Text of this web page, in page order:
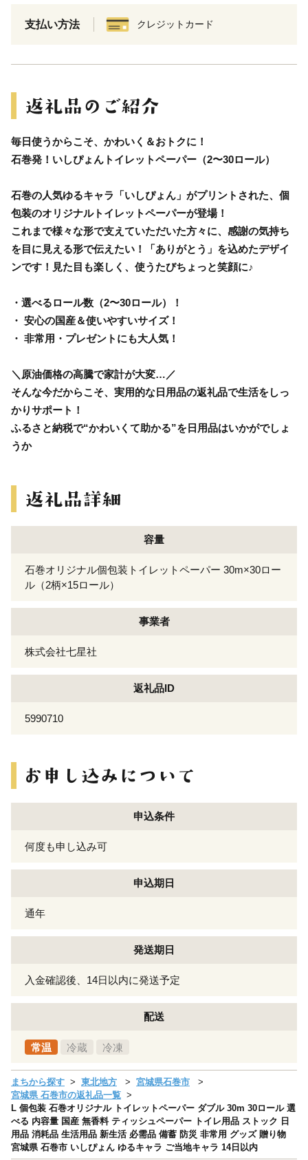
支払い方法 クレジットカード
毎日使うからこそ、かわいく＆おトクに！
石巻発！いしぴょんトイレットペーパー（2〜30ロール）
石巻の人気ゆるキャラ「いしぴょん」がプリントされた、個
包装のオリジナルトイレットペーパーが登場！
これまで様々な形で支えていただいた方々に、感謝の気持ち
を目に見える形で伝えたい！「ありがとう」を込めたデザイ
ンです！見た目も楽しく、使うたびちょっと笑顔に♪
・選べるロール数（2〜30ロール）！
・ 安心の国産＆使いやすいサイズ！
・ 非常用・プレゼントにも大人気！
＼原油価格の高騰で家計が大変…／
そんな今だからこそ、実用的な日用品の返礼品で生活をしっ
かりサポート！
ふるさと納税で“かわいくて助かる”を日用品はいかがでしょ
うか
容量
石巻オリジナル個包装トイレットペーパー 30m×30ロー
ル（2柄×15ロール）
事業者
株式会社七星社
返礼品ID
5990710
申込条件
何度も申し込み可
申込期日
通年
発送期日
入金確認後、14日以内に発送予定
配送
常温 冷蔵 冷凍
まちから探す 東北地方
宮城県石巻市
宮城県 石巻市の返礼品一覧
L 個包装 石巻オリジナル トイレットペーパー ダブル 30m 30ロール 選
べる 内容量 国産 無香料 ティッシュペーパー トイレ用品 ストック 日
用品 消耗品 生活用品 新生活 必需品 備蓄 防災 非常用 グッズ 贈り物
宮城県 石巻市 いしぴょん ゆるキャラ ご当地キャラ 14日以内